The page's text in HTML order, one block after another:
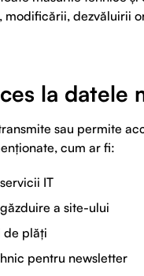
dezvăluirii
la datele
sau permite
cum ar fi:
IT
a site-ului
de plăți
pentru newsletter